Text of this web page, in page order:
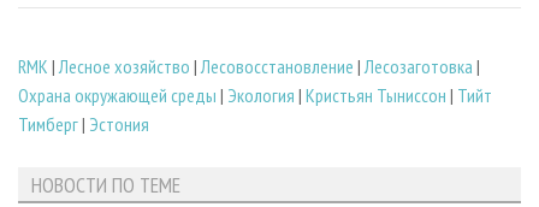
RMK |Лесное хозяйство |Лесовосстановление |Лесозаготовка |
Охрана окружающей среды | Экология | Кристьян Тыниссон | Тийт
Тимберг| Эстония
НОВОСТИ ПО ТЕМЕ